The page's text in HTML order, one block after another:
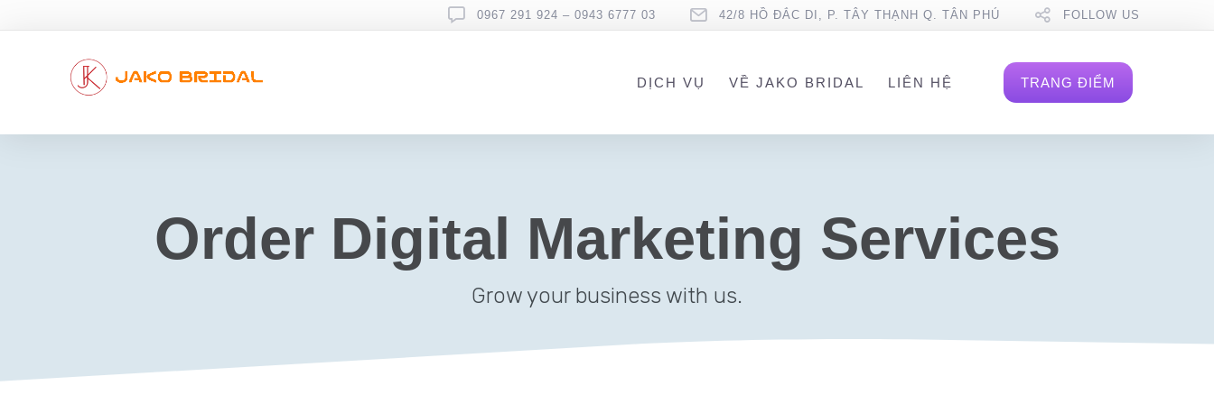
0967 291 924 – 0943 6777 03 42/8 HỒ ĐẮC DI, P. TÂY THẠNH Q. TÂN PHÚ FOLLOW US
DỊCH VỤ VỀ JAKO BRIDAL LIÊN HỆ TRANG ĐIỂM
Order Digital Marketing Services
Grow your business with us.